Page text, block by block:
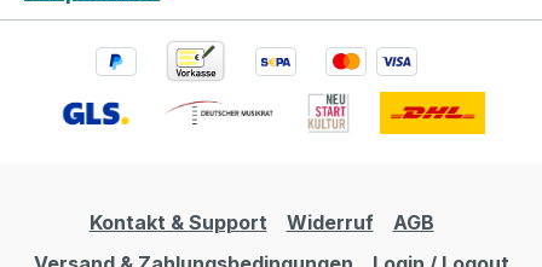
Kontakt & Support Widerruf
AGB